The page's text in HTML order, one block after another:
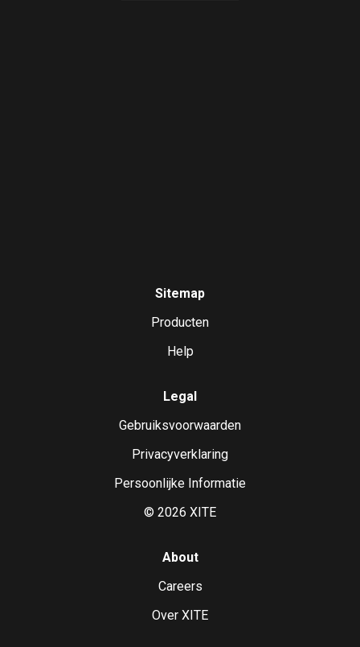
Sitemap
Producten
Help
Legal
Gebruiksvoorwaarden
Privacyverklaring
Persoonlijke Informatie
© 2026 XITE
About
Careers
Over XITE